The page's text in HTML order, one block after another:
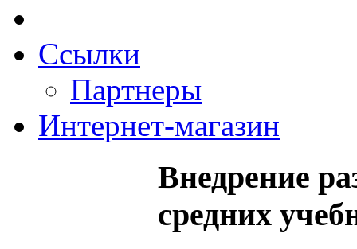
Ссылки
Партнеры
Интернет-магазин
Внедрение
средних